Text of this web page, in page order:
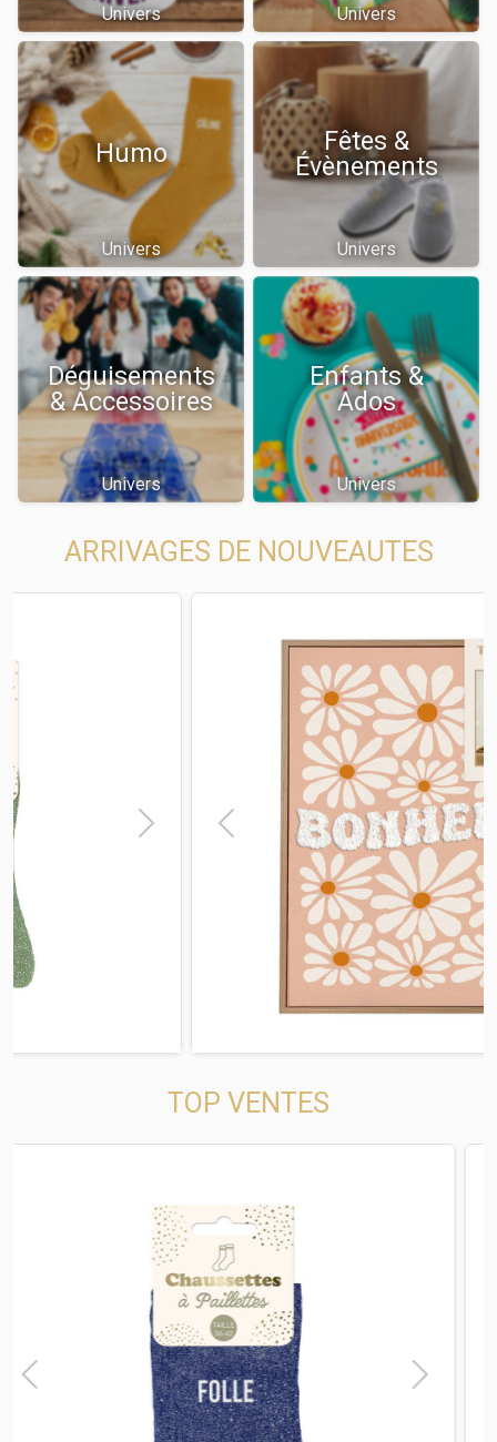
Univers Univers
Humo
Univers
Fêtes &
Évènements
Univers
Déguisements
& Accessoires
Univers
Enfants &
Ados
Univers
ARRIVAGES DE NOUVEAUTES
Next
TOP VENTES